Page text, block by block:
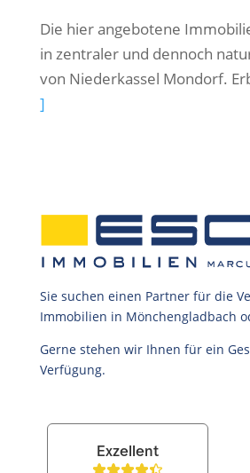
Die hier angebotene
in zentraler und dennoch
von Niederkassel Mondorf.
]
Sie suchen einen Partner für die
Immobilien in Mönchengladbach
Gerne stehen wir Ihnen für ein
Verfügung.